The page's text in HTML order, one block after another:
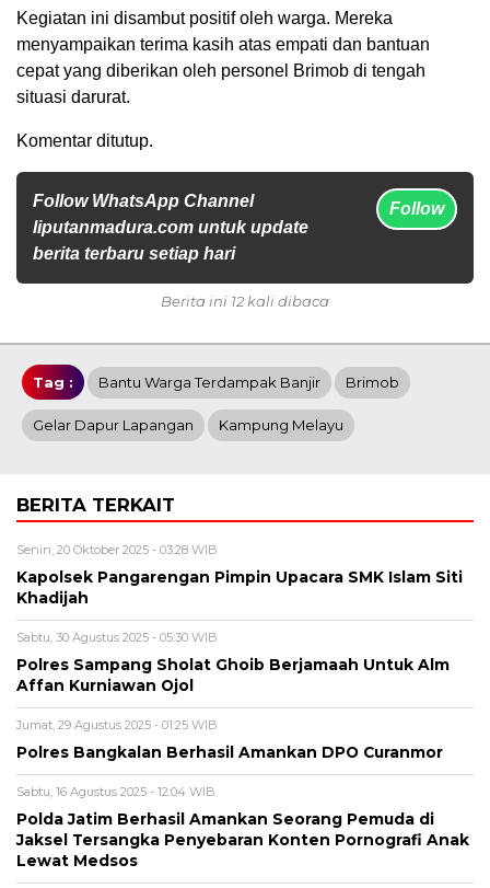
Kegiatan ini disambut positif oleh warga. Mereka
menyampaikan terima kasih atas empati dan bantuan
cepat yang diberikan oleh personel Brimob di tengah
situasi darurat.
Komentar ditutup.
Follow WhatsApp Channel
liputanmadura.com untuk update
berita terbaru setiap hari
Follow
Berita ini 12 kali dibaca
Tag : Bantu Warga Terdampak Banjir Brimob
Gelar Dapur Lapangan Kampung Melayu
BERITA TERKAIT
Senin, 20 Oktober 2025 - 03:28 WIB
Kapolsek Pangarengan Pimpin Upacara SMK Islam Siti
Khadijah
Sabtu, 30 Agustus 2025 - 05:30 WIB
Polres Sampang Sholat Ghoib Berjamaah Untuk Alm
Affan Kurniawan Ojol
Jumat, 29 Agustus 2025 - 01:25 WIB
Polres Bangkalan Berhasil Amankan DPO Curanmor
Sabtu, 16 Agustus 2025 - 12:04 WIB
Polda Jatim Berhasil Amankan Seorang Pemuda di
Jaksel Tersangka Penyebaran Konten Pornografi Anak
Lewat Medsos